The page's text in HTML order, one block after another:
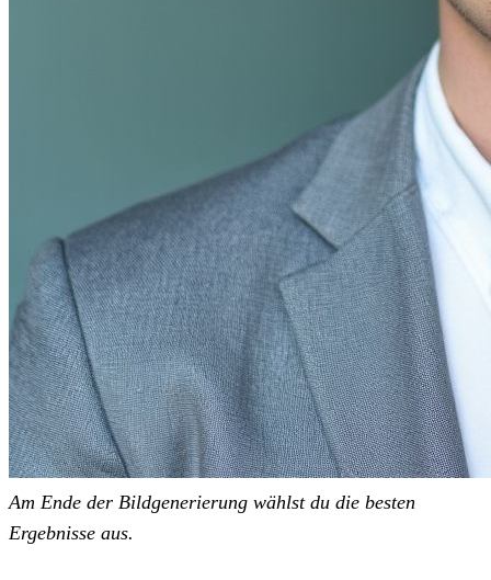
Am Ende der Bildgenerierung wählst du die besten
Ergebnisse aus.